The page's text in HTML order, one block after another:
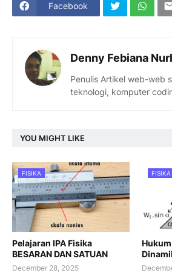
Facebook
Denny Febiana
Penulis Artikel web-web
teknologi, komputer
YOU MIGHT LIKE
FISIKA
Pelajaran IPA Fisika
BESARAN DAN SATUAN
December 28, 2025
FISIKA